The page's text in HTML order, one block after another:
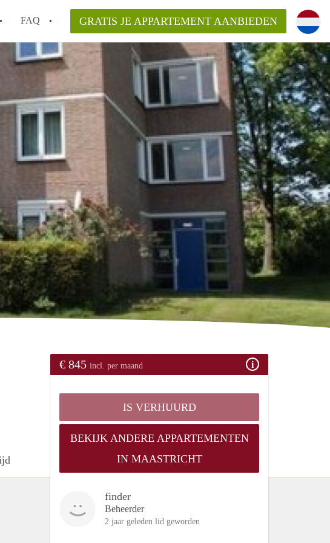
FAQ
op een Appartement in Maastricht?
van AppartementMaastricht?
GRATIS JE APPARTEMENT AANBIEDEN
€ 845 incl. per maand
IS VERHUURD
BEKIJK ANDERE APPARTEMENTEN
IN MAASTRICHT
finder
Beheerder
2 jaar geleden lid geworden